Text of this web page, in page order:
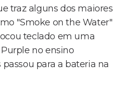
traz alguns dos maiores
"Smoke on the Water"
teclado em uma
no ensino
para a bateria na